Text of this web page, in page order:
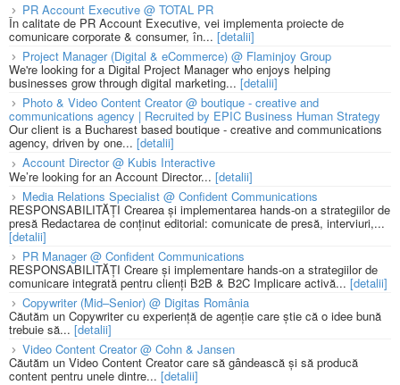
PR Account Executive @ TOTAL PR
În calitate de PR Account Executive, vei implementa proiecte de
comunicare corporate & consumer, în... [detalii]
Project Manager (Digital & eCommerce) @ Flaminjoy Group
We're looking for a Digital Project Manager who enjoys helping
businesses grow through digital marketing... [detalii]
Photo & Video Content Creator @ boutique - creative and
communications agency | Recruited by EPIC Business Human Strategy
Our client is a Bucharest based boutique - creative and communications
agency, driven by one... [detalii]
Account Director @ Kubis Interactive
We’re looking for an Account Director... [detalii]
Media Relations Specialist @ Confident Communications
RESPONSABILITĂȚI Crearea și implementarea hands-on a strategiilor de
presă Redactarea de conținut editorial: comunicate de presă, interviuri,...
[detalii]
PR Manager @ Confident Communications
RESPONSABILITĂȚI Creare și implementare hands-on a strategiilor de
comunicare integrată pentru clienți B2B & B2C Implicare activă... [detalii]
Copywriter (Mid–Senior) @ Digitas România
Căutăm un Copywriter cu experiență de agenție care știe că o idee bună
trebuie să... [detalii]
Video Content Creator @ Cohn & Jansen
Căutăm un Video Content Creator care să gândească și să producă
content pentru unele dintre... [detalii]